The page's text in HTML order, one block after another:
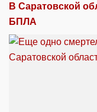
В Саратовской
БПЛА